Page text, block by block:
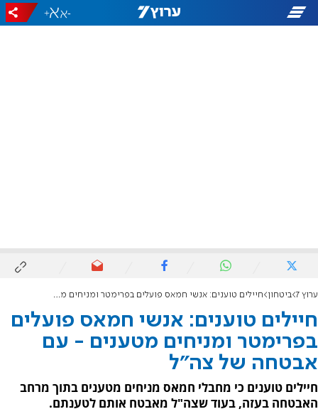
-
+
ערוץ 7 ביטחון חיילים טוענים: אנשי חמאס פועלים בפרימטר ומניחים מטענים - עם אבטחה של צה"ל
חיילים טוענים: אנשי חמאס פועלים
בפרימטר ומניחים מטענים - עם
אבטחה של צה"ל
חיילים טוענים כי מחבלי חמאס מניחים מטענים בתוך מרחב
האבטחה בעזה, בעוד שצה"ל מאבטח אותם לטענתם.